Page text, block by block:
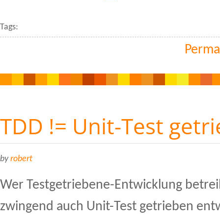
Tags:
TDD != Unit-Test
byrobert
Wer Testgetriebene-Entwicklung
zwingend auch Unit-Test getrieben